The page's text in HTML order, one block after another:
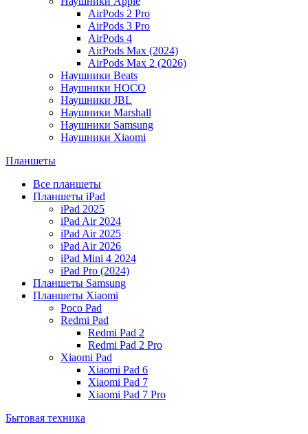
AirPods 2 Pro
AirPods 3 Pro
AirPods 4
AirPods Max (2024)
AirPods Max 2 (2026)
Наушники Beats
Наушники HOCO
Наушники JBL
Наушники Marshall
Наушники Samsung
Наушники Xiaomi
Планшеты
Все планшеты
Планшеты iPad
iPad 2025
iPad Air 2024
iPad Air 2025
iPad Air 2026
iPad Mini 4 2024
iPad Pro (2024)
Планшеты Samsung
Планшеты Xiaomi
Poco Pad
Redmi Pad
Redmi Pad 2
Redmi Pad 2 Pro
Xiaomi Pad
Xiaomi Pad 6
Xiaomi Pad 7
Xiaomi Pad 7 Pro
Бытовая техника